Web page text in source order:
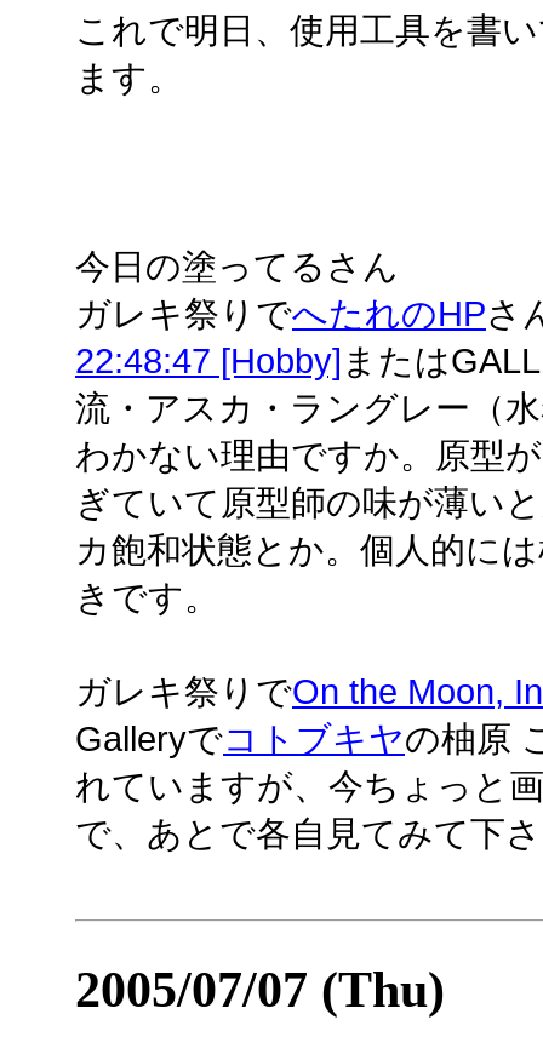
これで明日、使用工具を書
ます。
今日の塗ってるさん
ガレキ祭りでへたれのHPさ
22:48:47 [Hobby] または
流・アスカ・ラングレー（
わかない理由ですか。原型
ぎていて原型師の味が薄い
カ飽和状態とか。個人的に
きです。
ガレキ祭りでOn the Moon,
Galleryでコトブキヤの柚原
れていますが、今ちょっと
で、あとで各自見てみて下
2005/07/07 (Thu)